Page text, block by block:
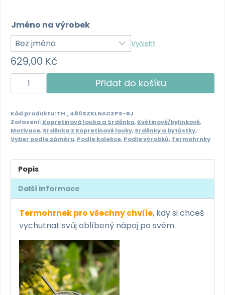
Jméno na výrobek
Vyčistit
629,00 Kč
Termohrnek
480ml
Srděnka
z
Kopretinové
No
po
svém
množství
Přidat do košíku
Kód produktu:TH_480SZKLNACZPS-BJ
Zařazení:Kopretinová louka a Srděnka,Květinové/bylinkové,
Motivace,Srděnka z Kopretinové louky,Srděnky a bytůstky,
Vyber podle záměru,Podle kolekce,Podle výrobků,Termohrnky
Popis
Další informace
Termohrnek pro všechny chvíle, kdy si chceš
vychutnat svůj oblíbený nápoj po svém.